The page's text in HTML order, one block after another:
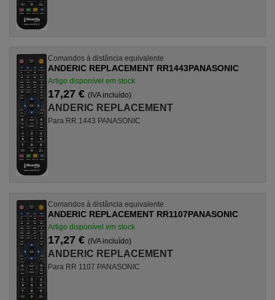
Comandos à distância equivalente
ANDERIC REPLACEMENT RR1443PANASONIC
Artigo disponível em stock
17,27 € (IVA incluído)
ANDERIC REPLACEMENT
Para RR 1443 PANASONIC
Comandos à distância equivalente
ANDERIC REPLACEMENT RR1107PANASONIC
Artigo disponível em stock
17,27 € (IVA incluído)
ANDERIC REPLACEMENT
Para RR 1107 PANASONIC